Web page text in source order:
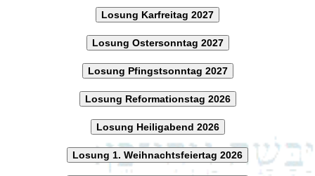
Losung Karfreitag 2027
Losung Ostersonntag 2027
Losung Pfingstsonntag 2027
Losung Reformationstag 2026
Losung Heiligabend 2026
Losung 1. Weihnachtsfeiertag 2026